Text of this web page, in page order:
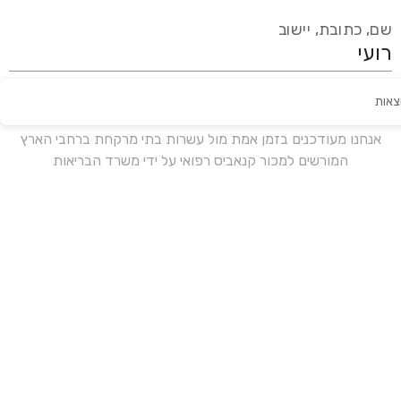
שם, כתובת, יישוב
אנחנו מעודכנים בזמן אמת מול עשרות בתי מרקחת ברחבי הארץ
המורשים למכור קנאביס רפואי על ידי משרד הבריאות